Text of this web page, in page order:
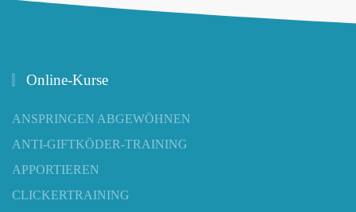
Online-Kurse
ANSPRINGEN ABGEWÖHNEN
ANTI-GIFTKÖDER-TRAINING
APPORTIEREN
CLICKERTRAINING